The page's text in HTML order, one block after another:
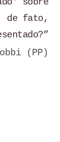
de fato,
(PP)